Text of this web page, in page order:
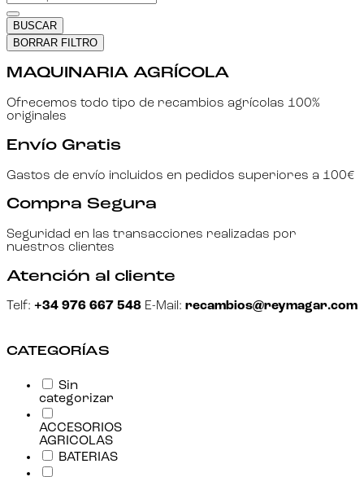
BUSCAR
BORRAR FILTRO
MAQUINARIA AGRÍCOLA
Ofrecemos todo tipo de recambios agrícolas 100%
originales
Envío Gratis
Gastos de envío incluidos en pedidos superiores a 100€
Compra Segura
Seguridad en las transacciones realizadas por
nuestros clientes
Atención al cliente
Telf: +34 976 667 548 E-Mail: recambios@reymagar.com
CATEGORÍAS
Sin
categorizar
ACCESORIOS
AGRICOLAS
BATERIAS